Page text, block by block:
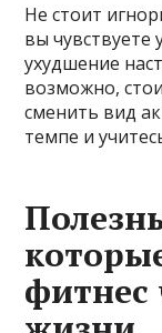
Не стоит
вы чувствуете
ухудшение
возможно,
сменить вид
темпе и
фитнес